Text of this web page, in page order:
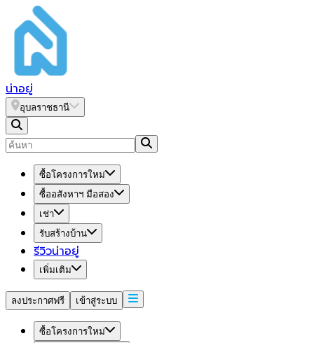
น่าอยู่
อุบลราชธานี
ซื้อโครงการใหม่
ซื้ออสังหาฯ มือสอง
เช่า
รับสร้างบ้าน
รีวิวน่าอยู่
เพิ่มเติม
ลงประกาศฟรี เข้าสู่ระบบ
ซื้อโครงการใหม่